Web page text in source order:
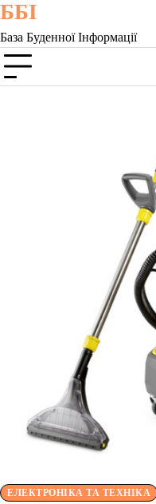
Skip
content
ББІ
База Буденної Інформації
ЕЛЕКТРОНІКА ТА ТЕХНІКА